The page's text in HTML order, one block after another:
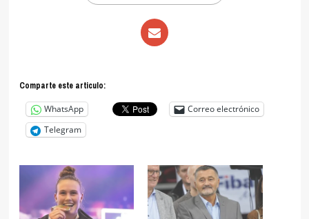
Comparte este articulo:
WhatsApp
Correo electrónico
Telegram